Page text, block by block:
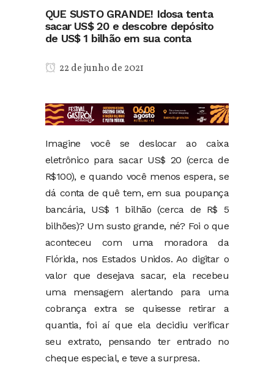
QUE SUSTO GRANDE! Idosa tenta
sacar US$ 20 e descobre depósito
de US$ 1 bilhão em sua conta
22 de junho de 2021
Imagine você se deslocar ao caixa
eletrônico para sacar US$ 20 (cerca de
R$100), e quando você menos espera, se
dá conta de quê tem, em sua poupança
bancária, US$ 1 bilhão (cerca de R$ 5
bilhões)? Um susto grande, né? Foi o que
aconteceu com uma moradora da
Flórida, nos Estados Unidos. Ao digitar o
valor que desejava sacar, ela recebeu
uma mensagem alertando para uma
cobrança extra se quisesse retirar a
quantia, foi aí que ela decidiu verificar
seu extrato, pensando ter entrado no
cheque especial, e teve a surpresa.